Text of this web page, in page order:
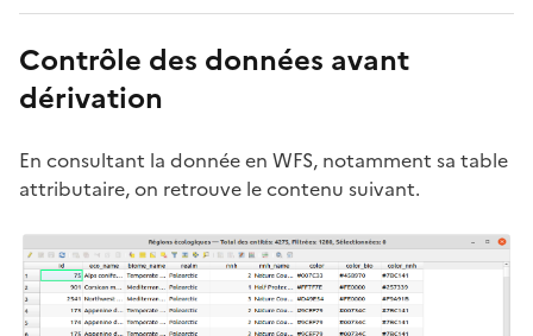
Contrôle des données avant
dérivation
En consultant la donnée en WFS, notamment sa table
attributaire, on retrouve le contenu suivant.